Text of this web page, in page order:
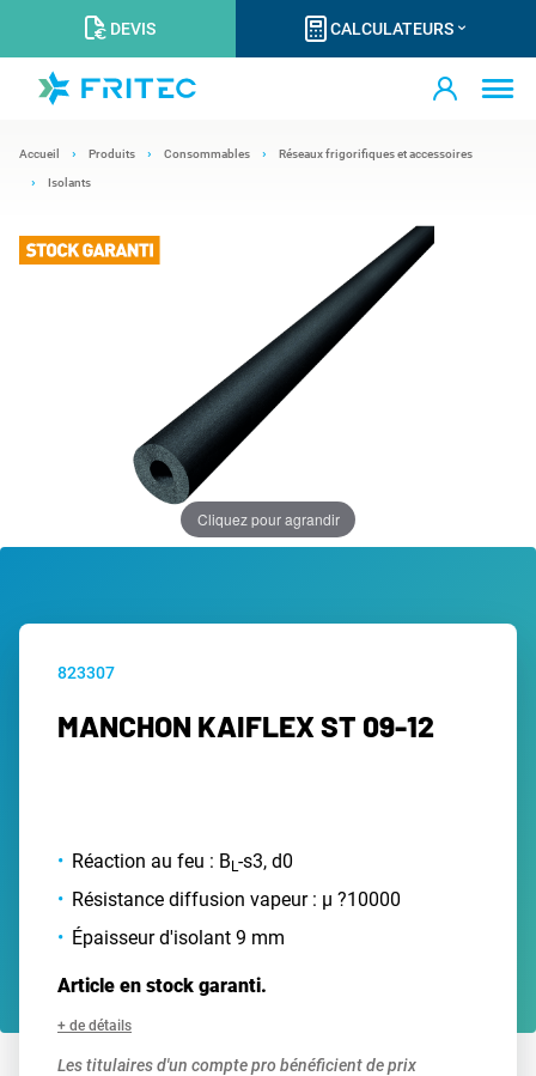
DEVIS CALCULATEURS
Accueil Produits Consommables Réseaux frigorifiques et accessoires
Isolants
Cliquez pour agrandir
823307
MANCHON KAIFLEX ST 09-12
Réaction au feu : B L-s3, d0
Résistance diffusion vapeur : µ ?10000
Épaisseur d'isolant 9 mm
Article en stock garanti.
+ de détails
Les titulaires d'un compte pro bénéficient de prix